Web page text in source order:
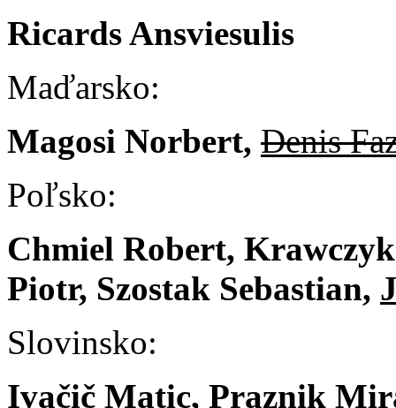
Ricards Ansviesulis
Maďarsko:
Magosi Norbert, Denis
Poľsko:
Chmiel Robert,
Piotr, Szostak Sebastian,
Slovinsko:
Ivačič Matic, Praznik